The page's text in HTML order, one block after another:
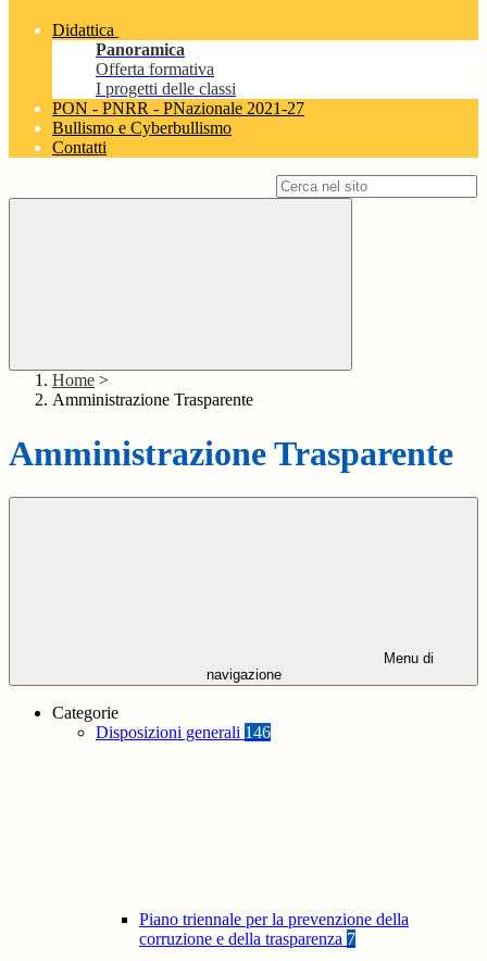
Didattica
Panoramica
Offerta formativa
I progetti delle classi
PON - PNRR - PNazionale 2021-27
Bullismo e Cyberbullismo
Contatti
Home >
Amministrazione Trasparente
Amministrazione Trasparente
Menu di
navigazione
Categorie
Disposizioni generali 146
Piano triennale per la prevenzione della
corruzione e della trasparenza 7